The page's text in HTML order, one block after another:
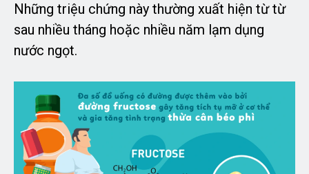
Những triệu chứng này thường xuất hiện từ từ
sau nhiều tháng hoặc nhiều năm lạm dụng
nước ngọt.